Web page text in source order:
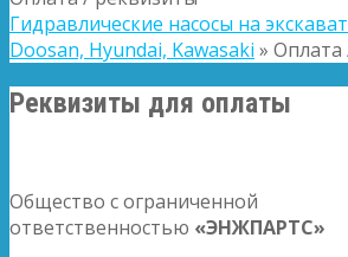
Гидравлические насосы на
Doosan, Hyundai, Kawasaki » Оплата
Реквизиты для оплаты
Общество с ограниченной
ответственностью «ЭНЖПАРТС»